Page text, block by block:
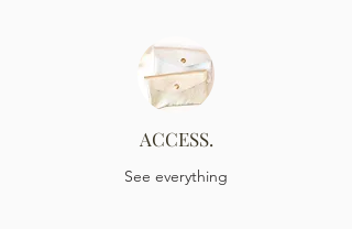
ACCESS.
See everything